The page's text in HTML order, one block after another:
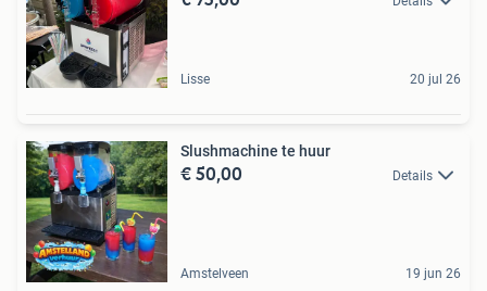
Lisse 20 jul 26
Slushmachine te huur
€ 50,00 Details
Amstelveen 19 jun 26